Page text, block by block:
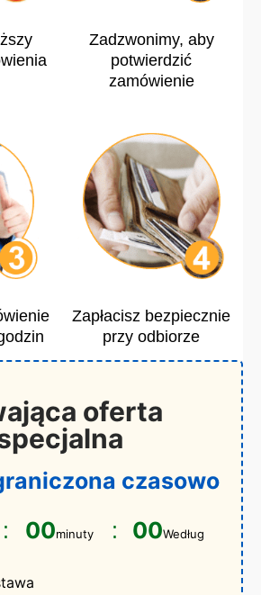
Zadzwonimy, aby
potwierdzić
zamówienie
Zapłacisz bezpiecznie
przy odbiorze
oferta
czasowo
00minuty 00Według